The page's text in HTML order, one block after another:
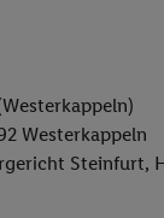
Westerkappeln
Steinfurt,